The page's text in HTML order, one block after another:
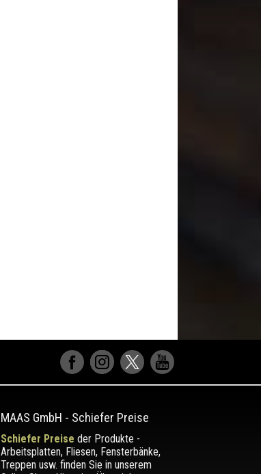
MAAS GmbH - Schiefer Preise
Schiefer Preise der Produkte -
Arbeitsplatten, Fliesen, Fensterbänke,
Treppen usw. finden Sie in unserem